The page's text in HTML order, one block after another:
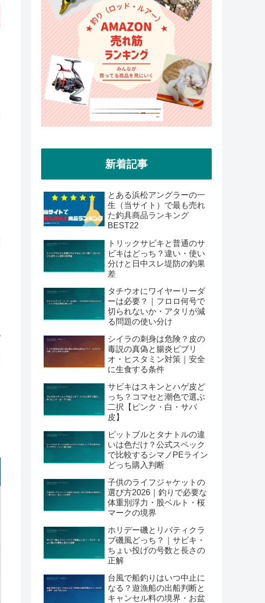
新着記事
とある浜松アングラーの一
生（当サイト）で最も売れ
た釣具商品ランキング
BEST22
トリックサビキと普通のサ
ビキはどっち？違い・使い
分けと日中スレ堤防の釣果
差
タチウオにワイヤーリーダ
ーは必要？｜フロロ何号で
切られないか・アタリが減
る問題の使い分け
シイラの刺身は危険？皮の
毒説の真偽と腸炎ビブリ
オ・ヒスタミン対策｜安全
に生食する条件
サビキはスキンとハゲ皮ど
っち？コマセと潮色で選ぶ
二択【ピンク・白・サバ
皮】
ピットブルとタナトルの違
いは色だけ？公式スペック
で比較するシマノPEライン
どっち購入判断
子供のライフジャケットの
選び方2026｜釣りで必要な
体重別浮力・股ベルト・桜
マークの境界
ホリデー磯とリバティクラ
ブ磯風どっち？｜サビキ・
ちょい投げの号数と長さの
正解
台風で船釣りはいつ中止に
なる？遊漁船の出船判断と
キャンセル料の境界・お盆